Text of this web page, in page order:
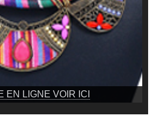
EN LIGNE VOIR ICI